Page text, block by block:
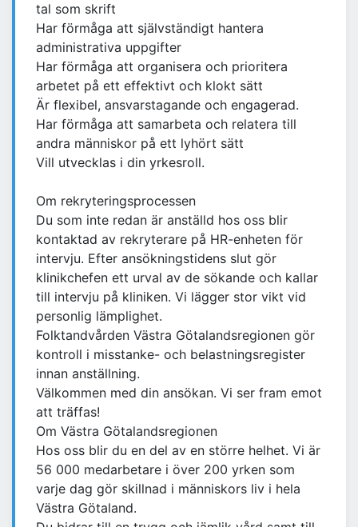
tal som skrift
Har förmåga att självständigt hantera
administrativa uppgifter
Har förmåga att organisera och prioritera
arbetet på ett effektivt och klokt sätt
Är flexibel, ansvarstagande och engagerad.
Har förmåga att samarbeta och relatera till
andra människor på ett lyhört sätt
Vill utvecklas i din yrkesroll.
Om rekryteringsprocessen
Du som inte redan är anställd hos oss blir
kontaktad av rekryterare på HR-enheten för
intervju. Efter ansökningstidens slut gör
klinikchefen ett urval av de sökande och kallar
till intervju på kliniken. Vi lägger stor vikt vid
personlig lämplighet.
Folktandvården Västra Götalandsregionen gör
kontroll i misstanke- och belastningsregister
innan anställning.
Välkommen med din ansökan. Vi ser fram emot
att träffas!
Om Västra Götalandsregionen
Hos oss blir du en del av en större helhet. Vi är
56 000 medarbetare i över 200 yrken som
varje dag gör skillnad i människors liv i hela
Västra Götaland.